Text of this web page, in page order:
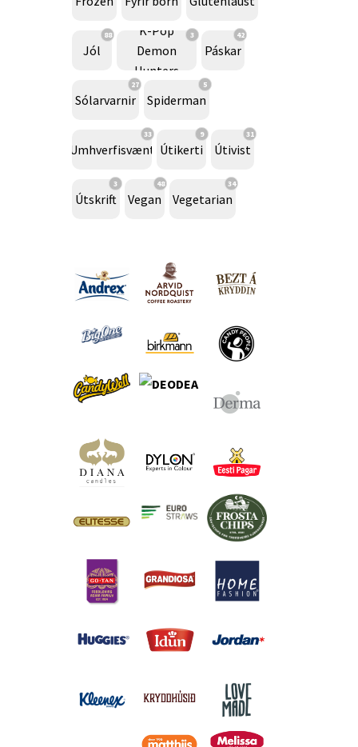
88
Jól
3
K-Pop
Demon
Hunters
42
Páskar
27
Sólarvarnir
5
Spiderman
33
Umhverfisvænt
9
Útikerti
31
Útivist
3
Útskrift
48
Vegan
34
Vegetarian